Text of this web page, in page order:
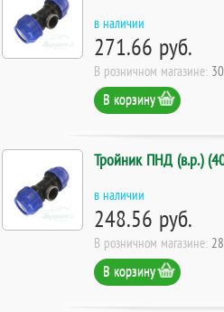
в наличии
271.66 руб.
В розничном магазине:
В корзину
Тройник ПНД (в.р.)
в наличии
248.56 руб.
В розничном магазине:
В корзину